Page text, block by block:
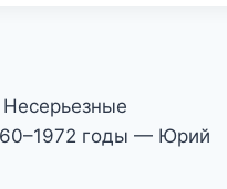
Несерьезные
годы — Юрий